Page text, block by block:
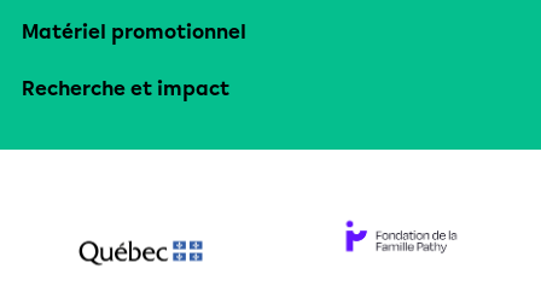
Matériel promotionnel
Recherche et impact